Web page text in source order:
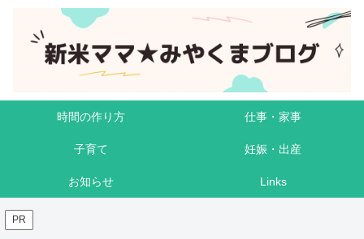
時間の作り方 仕事・家事
子育て 妊娠・出産
お知らせ Links
PR